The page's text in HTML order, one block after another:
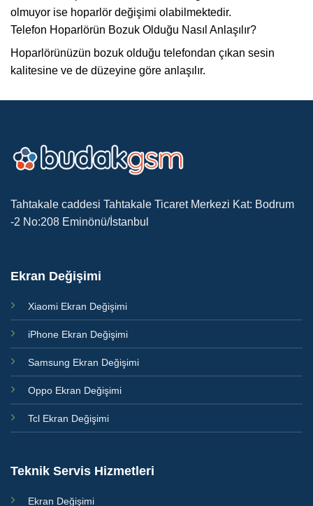
olmuyor ise hoparlör değişimi olabilmektedir.
Telefon Hoparlörün Bozuk Olduğu Nasıl Anlaşılır?
Hoparlörünüzün bozuk olduğu telefondan çıkan sesin
kalitesine ve de düzeyine göre anlaşılır.
Tahtakale caddesi Tahtakale Ticaret Merkezi Kat: Bodrum
-2 No:208 Eminönü/İstanbul
Ekran Değişimi
Xiaomi Ekran Değişimi
iPhone Ekran Değişimi
Samsung Ekran Değişimi
Oppo Ekran Değişimi
Tcl Ekran Değişimi
Teknik Servis Hizmetleri
Ekran Değişimi